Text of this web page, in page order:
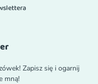
Zapisz się i ogarnij
mną!